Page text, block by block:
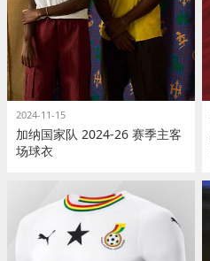
2024-11-15
加纳国家队 2024-26 赛季主客
场球衣